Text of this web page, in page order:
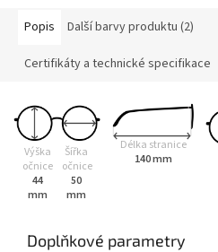
Popis Další barvy produktu (2)
Certifikáty a technické specifikace
Výška
očnice
44
mm
Šířka
očnice
50
mm
Délka stranice
140 mm
Doplňkové parametry